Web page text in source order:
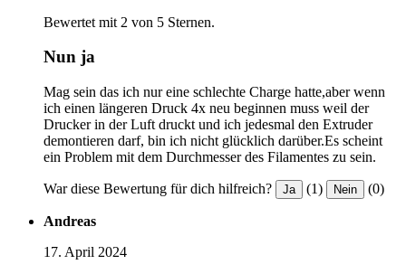
Bewertet mit 2 von 5 Sternen.
Nun ja
Mag sein das ich nur eine schlechte Charge hatte,aber wenn
ich einen längeren Druck 4x neu beginnen muss weil der
Drucker in der Luft druckt und ich jedesmal den Extruder
demontieren darf, bin ich nicht glücklich darüber.Es scheint
ein Problem mit dem Durchmesser des Filamentes zu sein.
War diese Bewertung für dich hilfreich? Ja (1) Nein (0)
Andreas
17. April 2024